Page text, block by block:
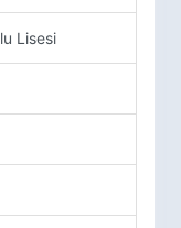
Lisesi